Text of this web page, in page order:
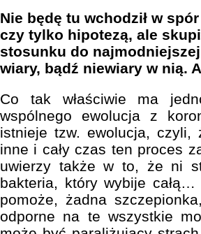
Nie będę tu wchodził w
czy tylko hipotezą, ale
stosunku do
wiary, bądź niewiary w nią.
Co tak właściwie ma
wspólnego ewolucja z
istnieje tzw. ewolucja, czyli,
inne i cały czas ten proces
uwierzy także w to, że ni
bakteria, który wybije
pomoże, żadna
odporne na te wszystkie